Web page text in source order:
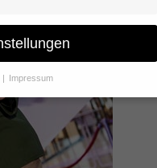
Impressum
zu freiwilligen Diensten
um Erlaubnis bitten.
unserer Website. Einige